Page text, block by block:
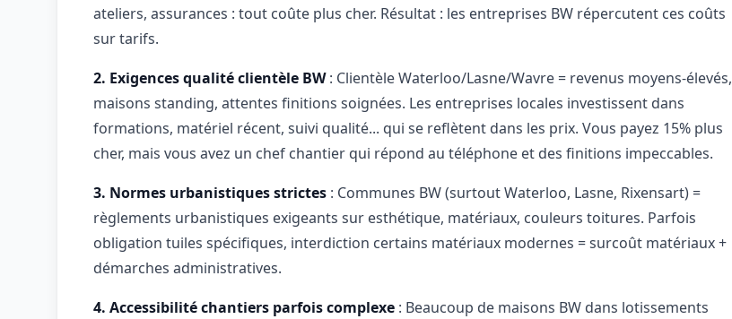
ateliers, assurances : tout coûte plus cher. Résultat : les entreprises BW répercutent ces coûts
sur tarifs.
2. Exigences qualité clientèle BW: Clientèle Waterloo/Lasne/Wavre = revenus moyens-élevés,
maisons standing, attentes finitions soignées. Les entreprises locales investissent dans
formations, matériel récent, suivi qualité... qui se reflètent dans les prix. Vous payez 15% plus
cher, mais vous avez un chef chantier qui répond au téléphone et des finitions impeccables.
3. Normes urbanistiques strictes : Communes BW (surtout Waterloo, Lasne, Rixensart) =
règlements urbanistiques exigeants sur esthétique, matériaux, couleurs toitures. Parfois
obligation tuiles spécifiques, interdiction certains matériaux modernes = surcoût matériaux +
démarches administratives.
4. Accessibilité chantiers parfois complexe : Beaucoup de maisons BW dans lotissements